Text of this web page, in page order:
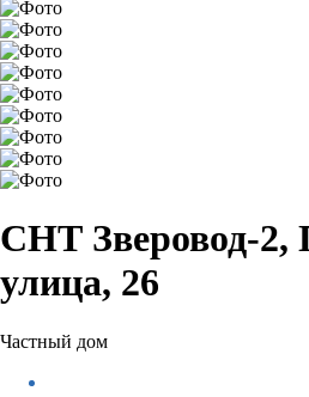
СНТ Зверовод-2,
улица, 26
Частный дом